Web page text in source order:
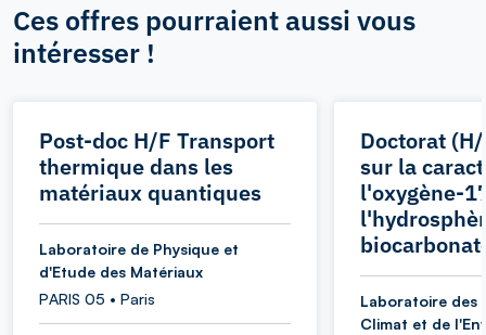
Ces offres pourraient aussi vous
intéresser !
Post-doc H/F Transport
thermique dans les
matériaux quantiques
Laboratoire de Physique et
d'Etude des Matériaux
PARIS 05 • Paris
Doctorat
sur la
l'oxygène-
Laboratoire des
Climat et de